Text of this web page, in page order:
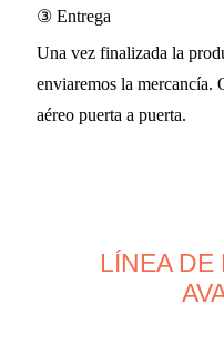
③ Entrega
Una vez finalizada la
enviaremos la mercancía.
aéreo puerta a puerta.
LÍNEA DE